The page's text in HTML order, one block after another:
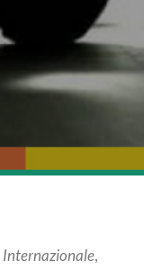
Internazionale,